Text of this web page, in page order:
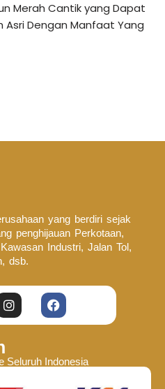
Merah Cantik yang Dapat
Asri Dengan Manfaat Yang
yang berdiri sejak
penghijauan Perkotaan,
Industri, Jalan Tol,
dsb.
Seluruh Indonesia